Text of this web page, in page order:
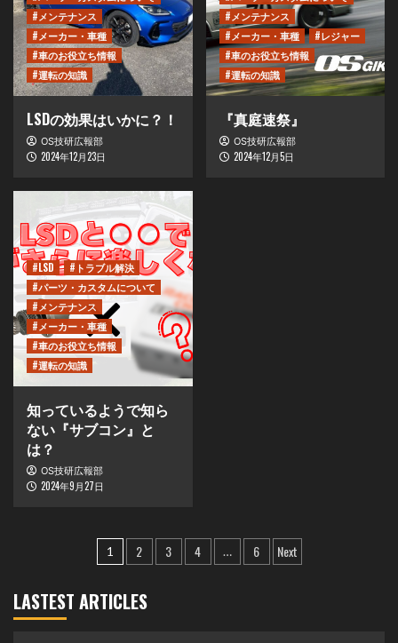
#メンテナンス
#メーカー・車種
#車のお役立ち情報
#運転の知識
LSDの効果はいかに？！
OS技研広報部
2024年12月23日
#メンテナンス
#メーカー・車種
#レジャー
#車のお役立ち情報
#運転の知識
『真庭速祭』
OS技研広報部
2024年12月5日
#LSD
#トラブル解決
#パーツ・カスタムについて
#メンテナンス
#メーカー・車種
#車のお役立ち情報
#運転の知識
知っているようで知ら
ない『サブコン』と
は？
OS技研広報部
2024年9月27日
投
の
1 2 3 4 … 6 Next
LASTEST ARTICLES